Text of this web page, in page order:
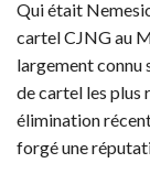
Qui était
cartel CJNG au
largement connu
de cartel les plus
élimination
forgé une